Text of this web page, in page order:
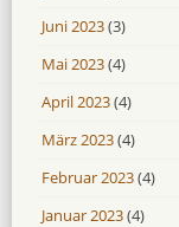
Juni 2023(3)
Mai 2023(4)
April 2023(4)
März 2023(4)
Februar 2023(4)
Januar 2023(4)